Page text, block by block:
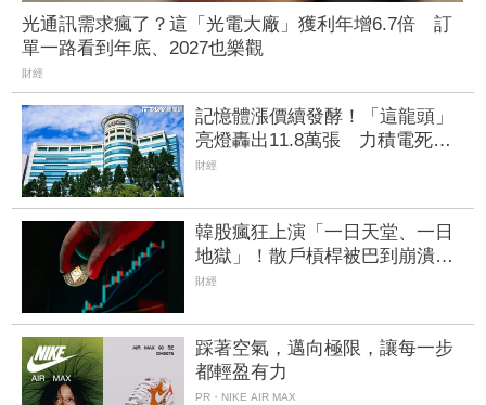
光通訊需求瘋了？這「光電大廠」獲利年增6.7倍 訂
單一路看到年底、2027也樂觀
財經
記憶體漲價續發酵！「這龍頭」
亮燈轟出11.8萬張 力積電死守
均線噴36.8萬張
財經
韓股瘋狂上演「一日天堂、一日
地獄」！散戶槓桿被巴到崩潰
今年熔斷至少44次
財經
踩著空氣，邁向極限，讓每一步
都輕盈有力
PR・NIKE AIR MAX